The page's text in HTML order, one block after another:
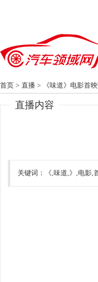
首页 > 直播 > 《味道》电影首
直播内容
关键词：《,味道,》,电影,